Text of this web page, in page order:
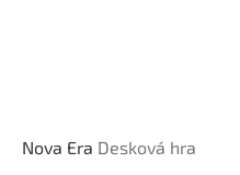
Nova Era Desková hra